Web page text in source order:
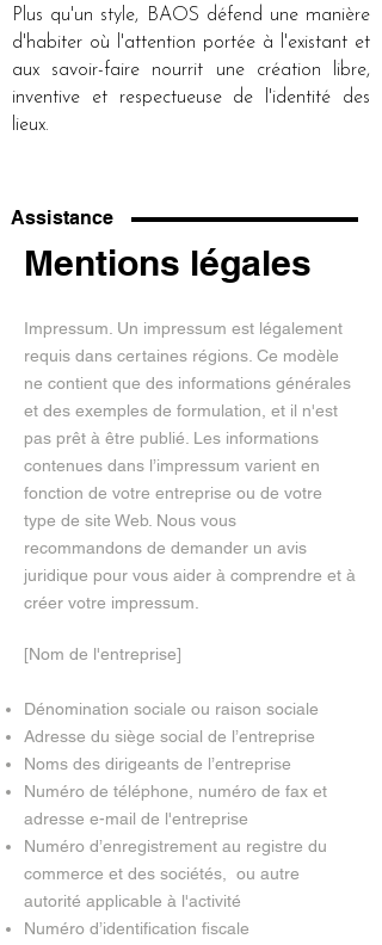
Plus qu'un style, BAOS défend une manière
d'habiter où l'attention portée à l'existant et
aux savoir-faire nourrit une création libre,
inventive et respectueuse de l'identité des
lieux.
Assistance
Mentions légales
Impressum. Un impressum est légalement
requis dans certaines régions. Ce modèle
ne contient que des informations générales
et des exemples de formulation, et il n'est
pas prêt à être publié. Les informations
contenues dans l’impressum varient en
fonction de votre entreprise ou de votre
type de site Web. Nous vous
recommandons de demander un avis
juridique pour vous aider à comprendre et à
créer votre impressum.
[Nom de l'entreprise]
Dénomination sociale ou raison sociale
Adresse du siège social de l’entreprise
Noms des dirigeants de l’entreprise
Numéro de téléphone, numéro de fax et
adresse e-mail de l'entreprise
Numéro d’enregistrement au registre du
commerce et des sociétés, ou autre
autorité applicable à l'activité
Numéro d’identification fiscale